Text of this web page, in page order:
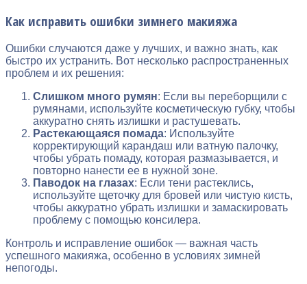
Как исправить ошибки зимнего макияжа
Ошибки случаются даже у лучших, и важно знать, как
быстро их устранить. Вот несколько распространенных
проблем и их решения:
Слишком много румян: Если вы переборщили с
румянами, используйте косметическую губку, чтобы
аккуратно снять излишки и растушевать.
Растекающаяся помада: Используйте
корректирующий карандаш или ватную палочку,
чтобы убрать помаду, которая размазывается, и
повторно нанести ее в нужной зоне.
Паводок на глазах: Если тени растеклись,
используйте щеточку для бровей или чистую кисть,
чтобы аккуратно убрать излишки и замаскировать
проблему с помощью консилера.
Контроль и исправление ошибок — важная часть
успешного макияжа, особенно в условиях зимней
непогоды.